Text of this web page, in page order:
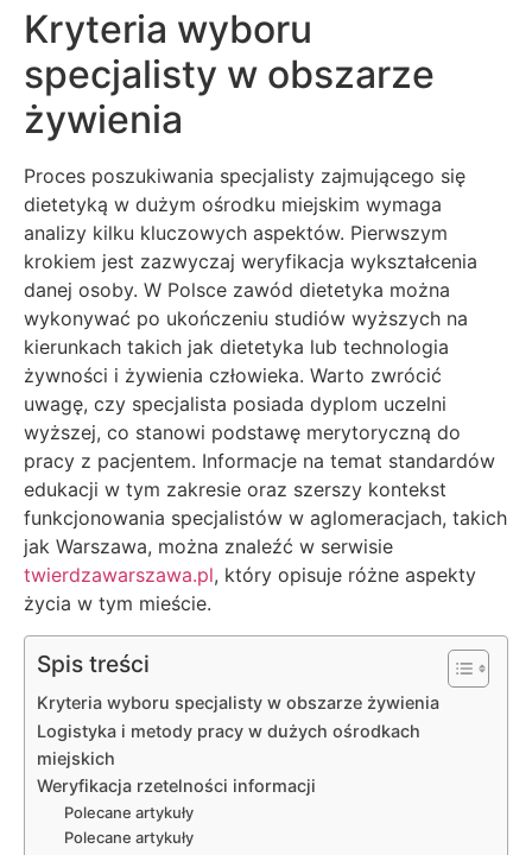
Kryteria wyboru
specjalisty w obszarze
żywienia
Proces poszukiwania specjalisty zajmującego się
dietetyką w dużym ośrodku miejskim wymaga
analizy kilku kluczowych aspektów. Pierwszym
krokiem jest zazwyczaj weryfikacja wykształcenia
danej osoby. W Polsce zawód dietetyka można
wykonywać po ukończeniu studiów wyższych na
kierunkach takich jak dietetyka lub technologia
żywności i żywienia człowieka. Warto zwrócić
uwagę, czy specjalista posiada dyplom uczelni
wyższej, co stanowi podstawę merytoryczną do
pracy z pacjentem. Informacje na temat standardów
edukacji w tym zakresie oraz szerszy kontekst
funkcjonowania specjalistów w aglomeracjach, takich
jak Warszawa, można znaleźć w serwisie
twierdzawarszawa.pl, który opisuje różne aspekty
życia w tym mieście.
Spis treści
Kryteria wyboru specjalisty w obszarze żywienia
Logistyka i metody pracy w dużych ośrodkach
miejskich
Weryfikacja rzetelności informacji
Polecane artykuły
Polecane artykuły